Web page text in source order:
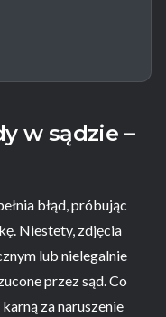
w sądzie –
błąd, próbując
Niestety, zdjęcia
lub nielegalnie
przez sąd. Co
za naruszenie